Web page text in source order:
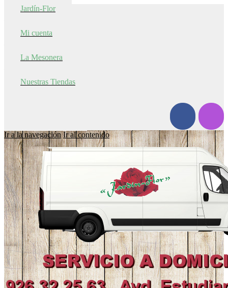
Jardín-Flor
Mi cuenta
La Mesonera
Nuestras Tiendas
Ir a la navegación Ir al contenido